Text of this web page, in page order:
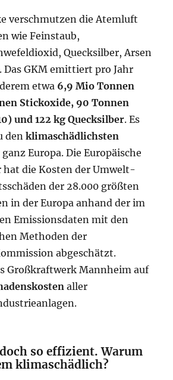
verschmutzen die Atemluft
wie Feinstaub,
Quecksilber, Arsen
Das GKM emittiert pro Jahr
etwa 6,9 Mio Tonnen
Stickoxide, 90 Tonnen
und 122 kg Quecksilber. Es
denklimaschädlichsten
Europa. Die Europäische
die Kosten der Umwelt-
der 28.000 größten
in der Europa anhand der im
Emissionsdaten mit den
Methoden der
abgeschätzt.
Großkraftwerk Mannheim auf
aller
so effizient. Warum
klimaschädlich?